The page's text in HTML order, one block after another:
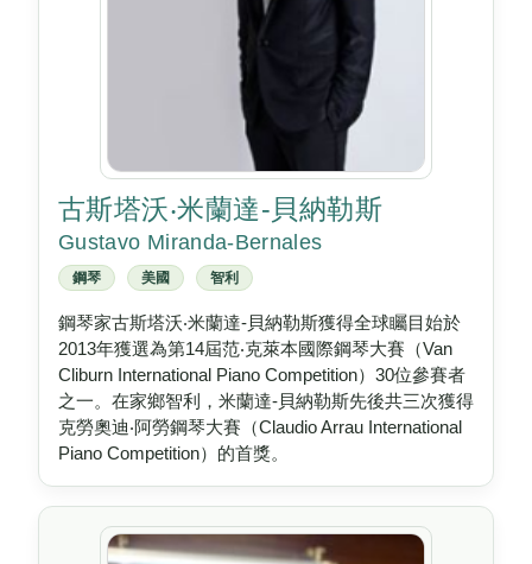
古斯塔沃‧米蘭達-貝納勒斯
Gustavo Miranda-Bernales
鋼琴 美國 智利
鋼琴家古斯塔沃‧米蘭達-貝納勒斯獲得全球矚目始於
2013年獲選為第14屆范‧克萊本國際鋼琴大賽（Van
Cliburn International Piano Competition）30位參賽者
之一。在家鄉智利，米蘭達-貝納勒斯先後共三次獲得
克勞奧迪‧阿勞鋼琴大賽（Claudio Arrau International
Piano Competition）的首獎。